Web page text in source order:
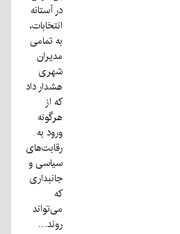
در آستانه
انتخابات،
به تمامی
مدیران
شهری
هشدار داد
که از
هرگونه
ورود به
رقابت‌های
سیاسی و
جانبداری
که
می‌تواند
روند…